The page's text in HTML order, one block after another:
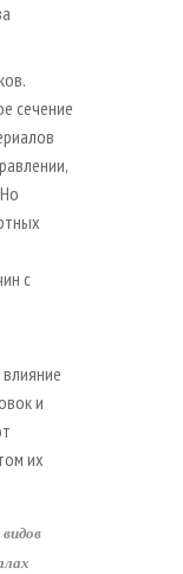
сечение
с
и
их